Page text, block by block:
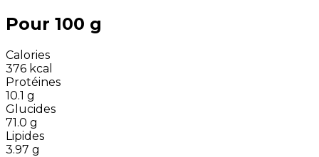
Pour 100 g
Calories
376 kcal
Protéines
10.1 g
Glucides
71.0 g
Lipides
3.97 g